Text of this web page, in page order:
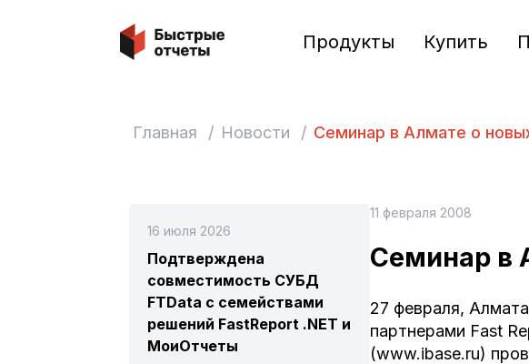
Быстрые отчеты Продукты Купить
Главная / Новости / Семинар в Алмате о
11 февраля 2008
Семинар в
27 февраля,
партнерами Fast
(www.ibase.ru)
16 июля 2026
Подтверждена
совместимость СУБД
FTData с семействами
решений FastReport .NET и
МоиОтчеты